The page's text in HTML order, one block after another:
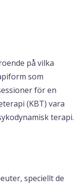
på vilka
som
för en
(KBT) vara
terapi.
speciellt de